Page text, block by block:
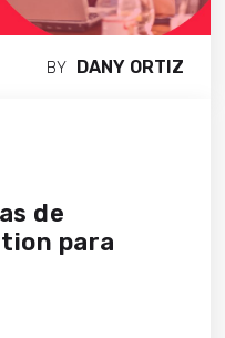
BY DANY ORTIZ
de
para